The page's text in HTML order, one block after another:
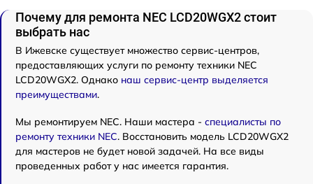
Почему для ремонта NEC LCD20WGX2 стоит
выбрать нас
В Ижевске существует множество сервис-центров,
предоставляющих услуги по ремонту техники NEC
LCD20WGX2. Однако наш сервис-центр выделяется
преимуществами.
Мы ремонтируем NEC. Наши мастера - специалисты по
ремонту техники NEC. Восстановить модель LCD20WGX2
для мастеров не будет новой задачей. На все виды
проведенных работ у нас имеется гарантия.